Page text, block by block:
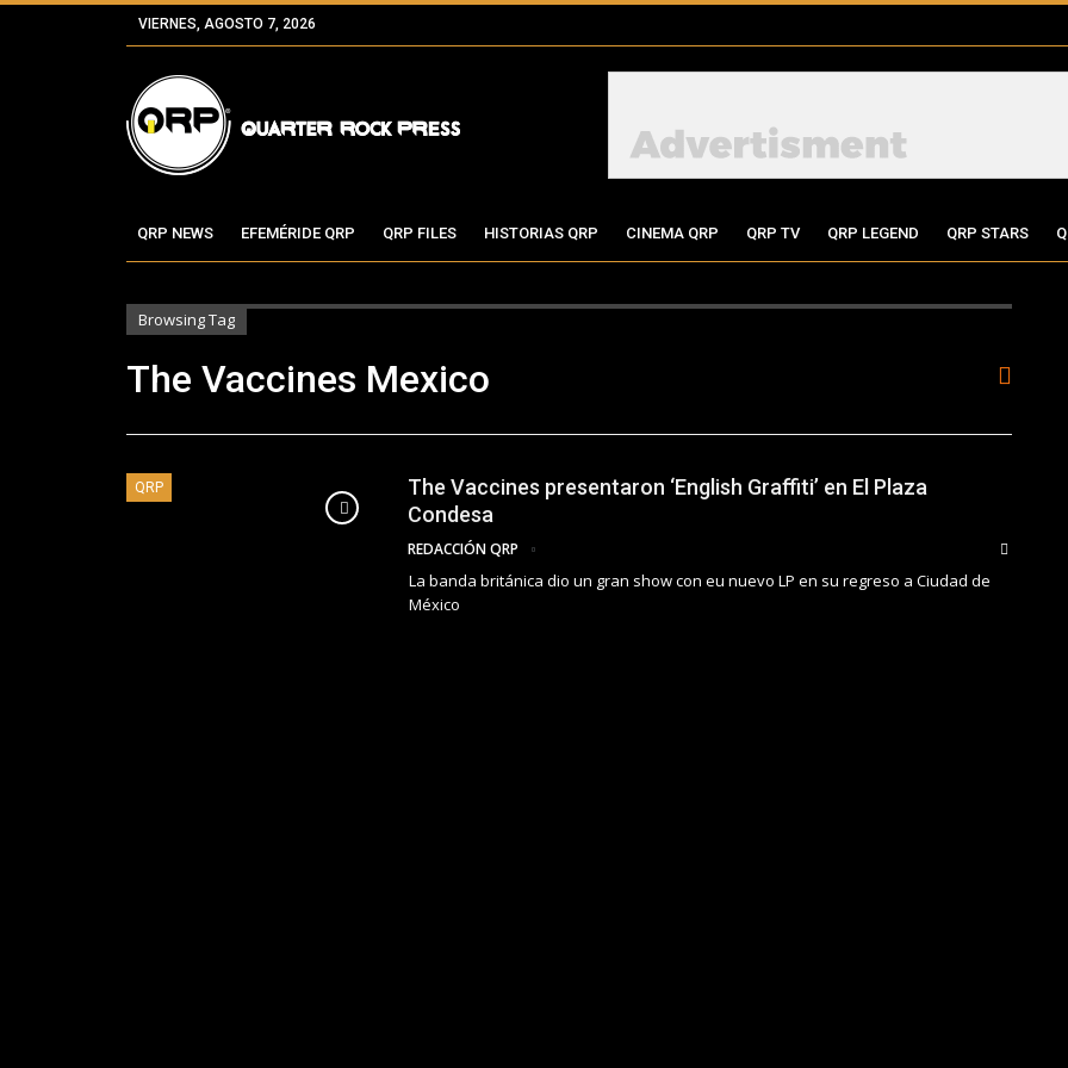
VIERNES, AGOSTO 7, 2026
QRP NEWS EFEMÉRIDE QRP QRP FILES HISTORIAS QRP CINEMA QRP QRP TV QRP LEGEND QRP STARS
Browsing Tag
The Vaccines Mexico
QRP
The Vaccines presentaron ‘English Graffiti’ en El Plaza
Condesa
REDACCIÓN QRP
La banda británica dio un gran show con eu nuevo LP en su regreso a Ciudad de
México